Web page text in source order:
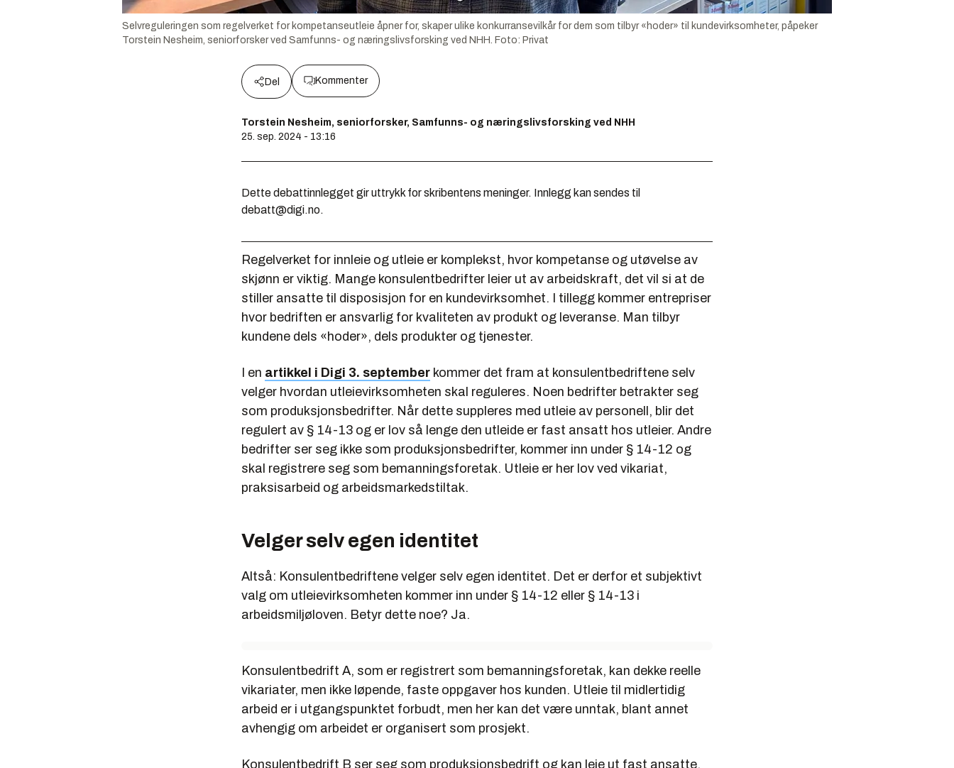
Selvreguleringen som regelverket for kompetanseutleie åpner for, skaper ulike konkurransevilkår for dem som tilbyr «hoder» til kundevirksomheter, påpeker
Torstein Nesheim, seniorforsker ved Samfunns- og næringslivsforsking ved NHH. Foto: Privat
Del Kommenter
Torstein Nesheim, seniorforsker, Samfunns- og næringslivsforsking ved NHH
25. sep. 2024 - 13:16
Dette debattinnlegget gir uttrykk for skribentens meninger. Innlegg kan sendes til
debatt@digi.no.
Regelverket for innleie og utleie er komplekst, hvor kompetanse og utøvelse av
skjønn er viktig. Mange konsulentbedrifter leier ut av arbeidskraft, det vil si at de
stiller ansatte til disposisjon for en kundevirksomhet. I tillegg kommer entrepriser
hvor bedriften er ansvarlig for kvaliteten av produkt og leveranse. Man tilbyr
kundene dels «hoder», dels produkter og tjenester.
I en artikkel i Digi 3. september kommer det fram at konsulentbedriftene selv
velger hvordan utleievirksomheten skal reguleres. Noen bedrifter betrakter seg
som produksjonsbedrifter. Når dette suppleres med utleie av personell, blir det
regulert av § 14-13 og er lov så lenge den utleide er fast ansatt hos utleier. Andre
bedrifter ser seg ikke som produksjonsbedrifter, kommer inn under § 14-12 og
skal registrere seg som bemanningsforetak. Utleie er her lov ved vikariat,
praksisarbeid og arbeidsmarkedstiltak.
Velger selv egen identitet
Altså: Konsulentbedriftene velger selv egen identitet. Det er derfor et subjektivt
valg om utleievirksomheten kommer inn under § 14-12 eller § 14-13 i
arbeidsmiljøloven. Betyr dette noe? Ja.
Konsulentbedrift A, som er registrert som bemanningsforetak, kan dekke reelle
vikariater, men ikke løpende, faste oppgaver hos kunden. Utleie til midlertidig
arbeid er i utgangspunktet forbudt, men her kan det være unntak, blant annet
avhengig om arbeidet er organisert som prosjekt.
Konsulentbedrift B ser seg som produksjonsbedrift og kan leie ut fast ansatte,